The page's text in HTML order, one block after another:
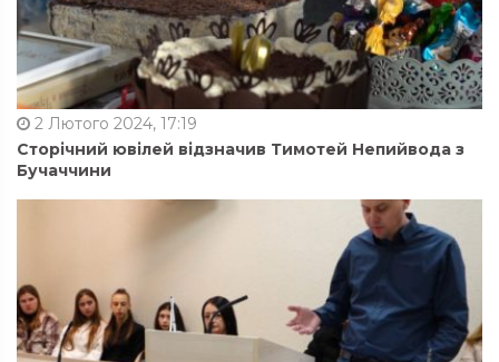
2 Лютого 2024, 17:19
Сторічний ювілей відзначив Тимотей Непийвода з
Бучаччини